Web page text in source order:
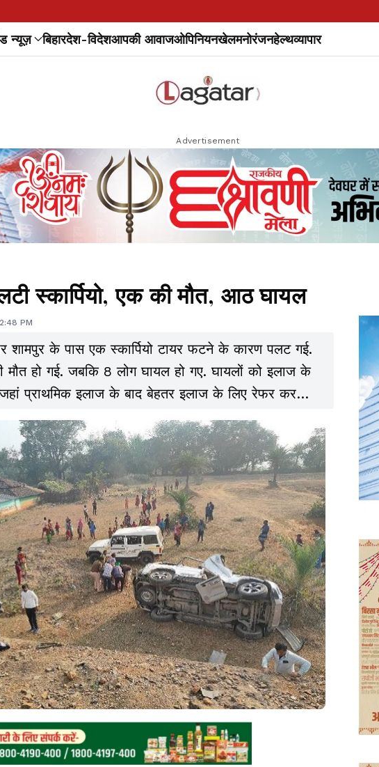
न्यूज़ बिहारदेश-विदेशआपकी आवाजओपिनियनखेलमनोरंजनहेल्थव्यापार
Advertisement
स्कार्पियो, एक की मौत, आठ घायल
PM
शामपुर के पास एक स्कार्पियो टायर फटने के कारण पलट गई.
हो गई. जबकि 8 लोग घायल हो गए. घायलों को इलाज के
जहां प्राथमिक इलाज के बाद बेहतर इलाज के लिए रेफर कर